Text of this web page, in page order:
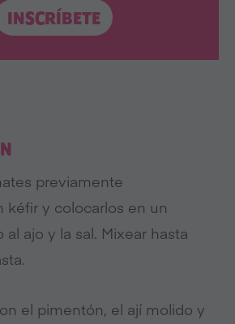
INSCRÍBETE
previamente
kéfir y colocarlos en un
ajo y la sal. Mixear hasta
el pimentón, el ají molido y